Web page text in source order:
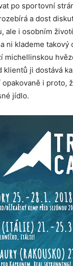
po sportovní
a dost
ale i osobním
ni klademe takový
michellinskou
klientů ji dostává
i proto,
jídlo.